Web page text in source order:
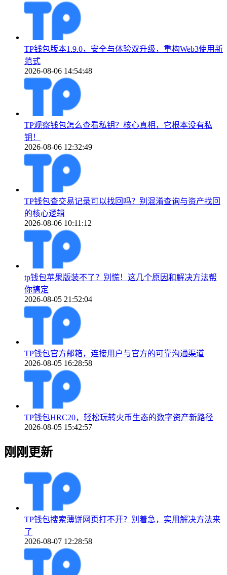
TP钱包版本1.9.0，安全与体验双升级，重构Web3使用新
范式
2026-08-06 14:54:48
TP观察钱包怎么查看私钥？核心真相，它根本没有私
钥！
2026-08-06 12:32:49
TP钱包查交易记录可以找回吗？别混淆查询与资产找回
的核心逻辑
2026-08-06 10:11:12
tp钱包苹果版装不了？别慌！这几个原因和解决方法帮
你搞定
2026-08-05 21:52:04
TP钱包官方邮箱，连接用户与官方的可靠沟通渠道
2026-08-05 16:28:58
TP钱包HRC20，轻松玩转火币生态的数字资产新路径
2026-08-05 15:42:57
刚刚更新
TP钱包搜索薄饼网页打不开？别着急，实用解决方法来
了
2026-08-07 12:28:58